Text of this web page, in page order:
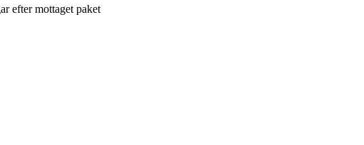
efter mottaget paket